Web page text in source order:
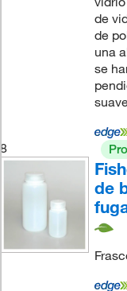
de
de
una
se
8
de